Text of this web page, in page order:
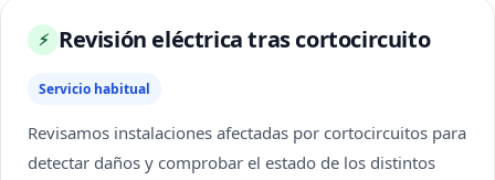
⚡ Revisión eléctrica tras cortocircuito
Servicio habitual
Revisamos instalaciones afectadas por cortocircuitos para
detectar daños y comprobar el estado de los distintos